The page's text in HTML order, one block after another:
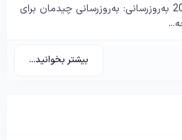
نسخه 5.7.7 تاریخ 3 اکتبر 2025 به‌روزرسانی: به‌روزرسانی چیدمان برای
بیشتر بخوانید...